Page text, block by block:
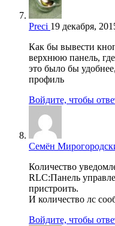
Preci 19 декабря,
Как бы вывести
верхнюю панель,
это было бы
профиль
Войдите, чтобы
Семён
Количество
RLC:Панель
пристроить.
И количество лс
Войдите, чтобы